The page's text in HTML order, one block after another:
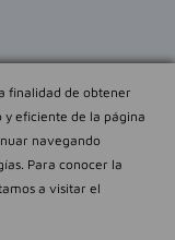
finalidad de obtener
eficiente de la página
navegando
Para conocer la
a visitar el